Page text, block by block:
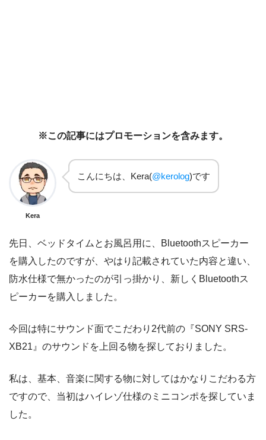
※この記事にはプロモーションを含みます。
Kera
こんにちは、Kera(@kerolog)です
先日、ベッドタイムとお風呂用に、Bluetoothスピーカー
を購入したのですが、やはり記載されていた内容と違い、
防水仕様で無かったのが引っ掛かり、新しくBluetoothス
ピーカーを購入しました。
今回は特にサウンド面でこだわり2代前の『SONY SRS-
XB21』のサウンドを上回る物を探しておりました。
私は、基本、音楽に関する物に対してはかなりこだわる方
ですので、当初はハイレゾ仕様のミニコンポを探していま
した。